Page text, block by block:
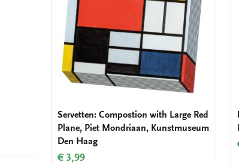
Servetten: Compostion with Large Red
Plane, Piet Mondriaan, Kunstmuseum
Den Haag
€ 3,99